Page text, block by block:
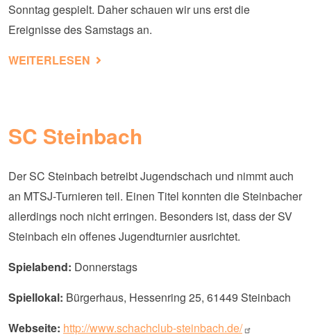
Sonntag gespielt. Daher schauen wir uns erst die
Ereignisse des Samstags an.
WEITERLESEN ÜBER ERGEBNISSE UND BERICHT
SC Steinbach
Der SC Steinbach betreibt Jugendschach und nimmt auch
an MTSJ-Turnieren teil. Einen Titel konnten die Steinbacher
allerdings noch nicht erringen. Besonders ist, dass der SV
Steinbach ein offenes Jugendturnier ausrichtet.
Spielabend: Donnerstags
Spiellokal: Bürgerhaus, Hessenring 25, 61449 Steinbach
Webseite: http://www.schachclub-steinbach.de/